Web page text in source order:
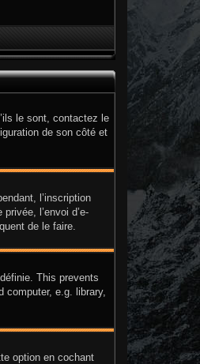
le sont, contactez le
de son côté et
l’inscription
l’envoi d’e-
de le faire.
This prevents
computer, e.g. library,
option en cochant